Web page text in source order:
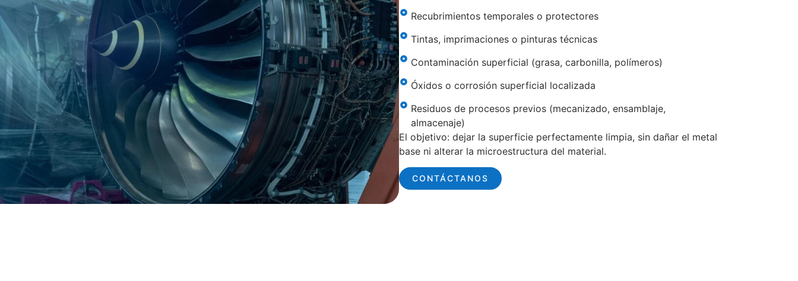
Recubrimientos temporales o protectores
Tintas, imprimaciones o pinturas técnicas
Contaminación superficial (grasa, carbonilla, polímeros)
Óxidos o corrosión superficial localizada
Residuos de procesos previos (mecanizado, ensamblaje,
almacenaje)
El objetivo: dejar la superficie perfectamente limpia, sin dañar el metal
base ni alterar la microestructura del material.
CONTÁCTANOS